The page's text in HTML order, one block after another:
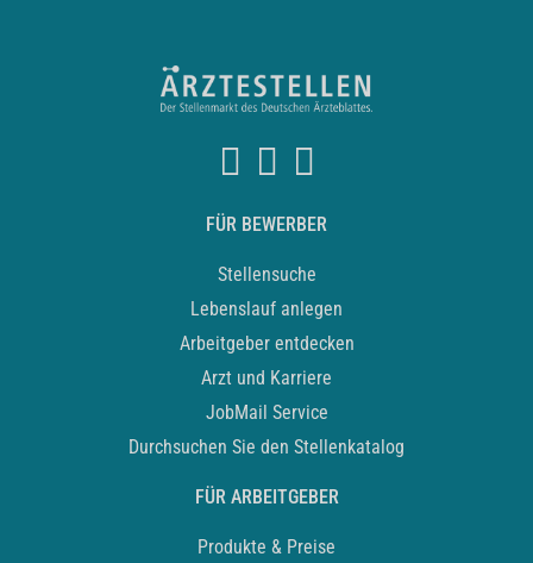
FÜR BEWERBER
Stellensuche
Lebenslauf anlegen
Arbeitgeber entdecken
Arzt und Karriere
JobMail Service
Durchsuchen Sie den Stellenkatalog
FÜR ARBEITGEBER
Produkte & Preise